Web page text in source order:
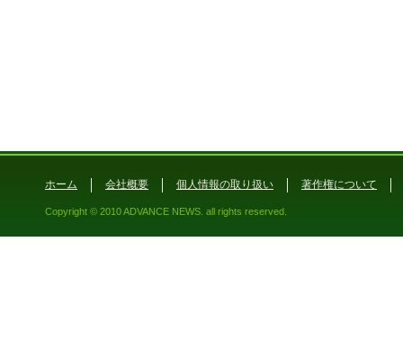
ホーム 会社概要 個人情報の取り扱い 著作権について
Copyright © 2010 ADVANCE NEWS. all rights reserved.